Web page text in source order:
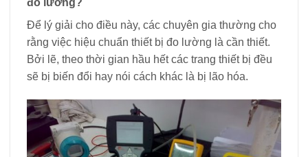
Để lý giải cho điều này, các chuyên gia thường cho
rằng việc hiệu chuẩn thiết bị đo lường là cần thiết.
Bởi lẽ, theo thời gian hầu hết các trang thiết bị đều
sẽ bị biến đổi hay nói cách khác là bị lão hóa.